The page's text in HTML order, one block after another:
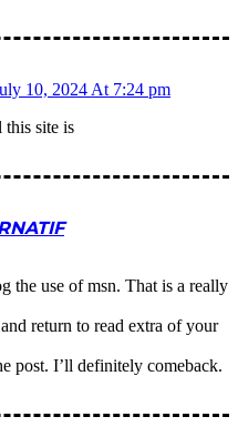
10, 2024 At 7:24 pm
this site is
the use of msn. That is a really
return to read extra of your
post. I’ll definitely comeback.